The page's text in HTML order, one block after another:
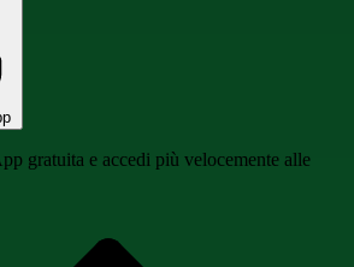
gratuita e accedi più velocemente alle